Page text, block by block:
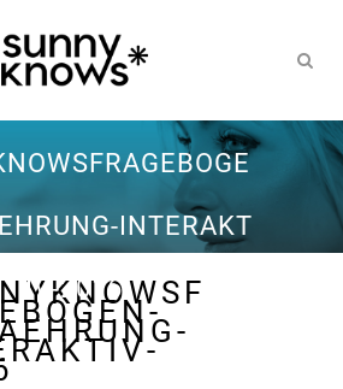
INTERAKT
IV-2016